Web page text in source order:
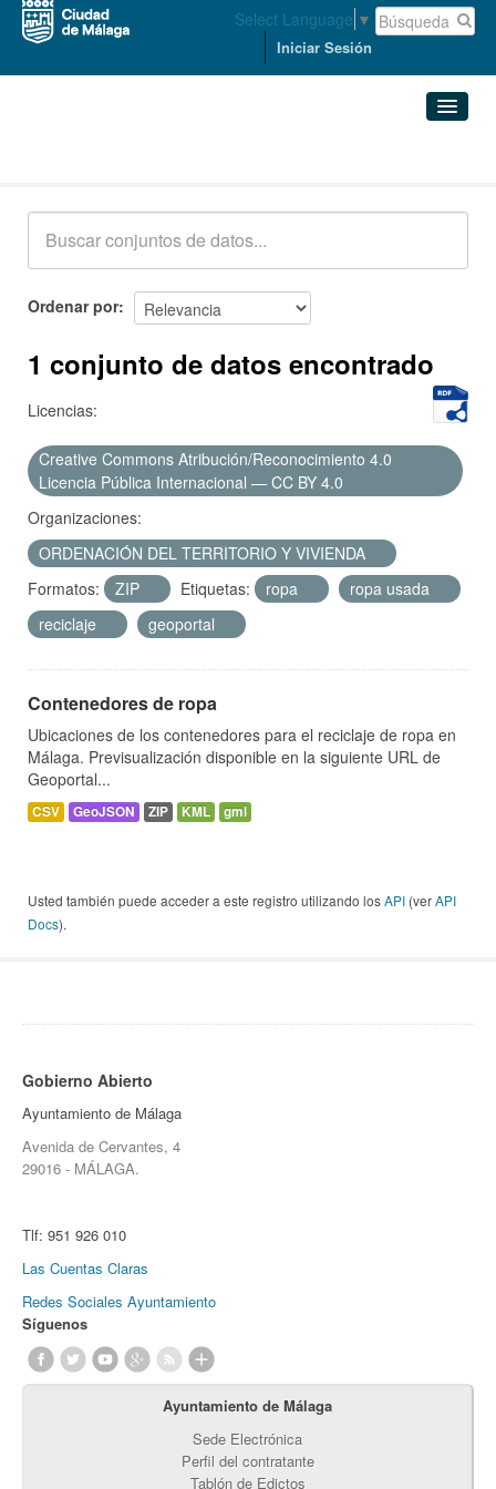
Select Language ▼
Iniciar Sesión
Acerca de
Ordenar por
1 conjunto de datos encontrado
Licencias:
Creative Commons Atribución/Reconocimiento 4.0
Licencia Pública Internacional — CC BY 4.0
Organizaciones:
ORDENACIÓN DEL TERRITORIO Y VIVIENDA
Formatos:
ZIP Etiquetas: ropa
ropa usada
reciclaje
geoportal
Contenedores de ropa
Ubicaciones de los contenedores para el reciclaje de ropa en
Málaga. Previsualización disponible en la siguiente URL de
Geoportal...
CSV GeoJSON ZIP KML gml
Usted también puede acceder a este registro utilizando losAPI (verAPI
Docs).
Gobierno Abierto
Ayuntamiento de Málaga
Avenida de Cervantes, 4
29016 - MÁLAGA.
Tlf: 951 926 010
Las Cuentas Claras
Redes Sociales Ayuntamiento
Síguenos
Ayuntamiento de Málaga
Sede Electrónica
Perfil del contratante
Tablón de Edictos